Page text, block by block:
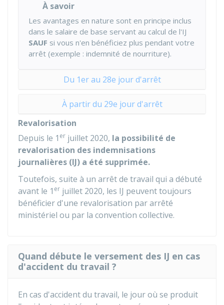
À savoir
Les avantages en nature sont en principe inclus
dans le salaire de base servant au calcul de l'IJ
SAUF si vous n'en bénéficiez plus pendant votre
arrêt (exemple : indemnité de nourriture).
Du 1er au 28e jour d'arrêt
À partir du 29e jour d'arrêt
Revalorisation
Depuis le 1 er juillet 2020, la possibilité de
revalorisation des indemnisations
journalières (IJ) a été supprimée.
Toutefois, suite à un arrêt de travail qui a débuté
avant le 1 er juillet 2020, les IJ peuvent toujours
bénéficier d'une revalorisation par arrêté
ministériel ou par la convention collective.
Quand débute le versement des IJ en cas
d'accident du travail ?
En cas d'accident du travail, le jour où se produit